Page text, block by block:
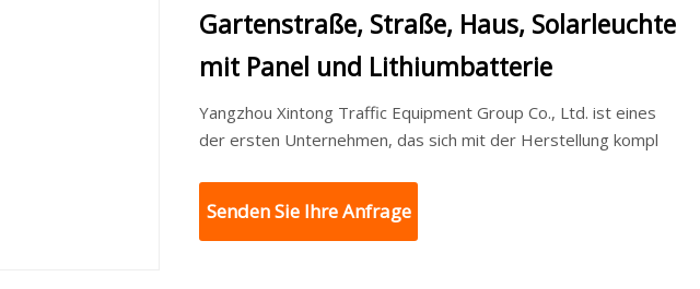
Gartenstraße, Straße, Haus, Solarleuchte
mit Panel und Lithiumbatterie
Yangzhou Xintong Traffic Equipment Group Co., Ltd. ist eines
der ersten Unternehmen, das sich mit der Herstellung kompl
Senden Sie Ihre Anfrage